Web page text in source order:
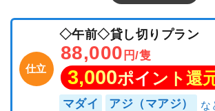
仕立
◇午前◇貸し切りプラン
88,000 円/隻
3,000ポイント還
マダイ アジ（マアジ）